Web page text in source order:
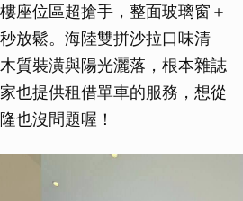
座位區超搶手，整面玻璃窗＋
放鬆。海陸雙拼沙拉口味清
質裝潢與陽光灑落，根本雜誌
也提供租借單車的服務，想從
也沒問題喔！